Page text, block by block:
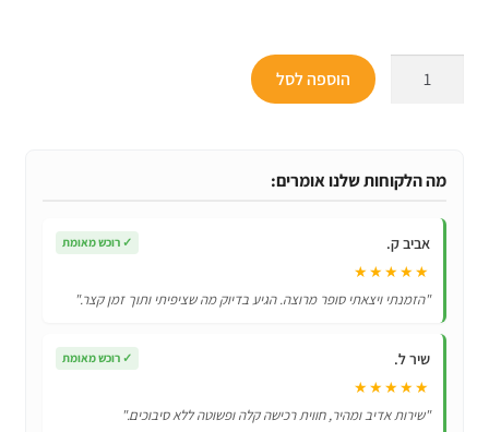
למזגני
דגם
הוספה לסל
מה הלקוחות שלנו אומרים:
אביב ק. ✓ רוכש מאומת
★★★★★
"הזמנתי ויצאתי סופר מרוצה. הגיע בדיוק מה שציפיתי ותוך זמן קצר."
שיר ל. ✓ רוכש מאומת
★★★★★
"שירות אדיב ומהיר, חווית רכישה קלה ופשוטה ללא סיבוכים."